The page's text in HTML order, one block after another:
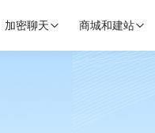
加密聊天 商城和建站